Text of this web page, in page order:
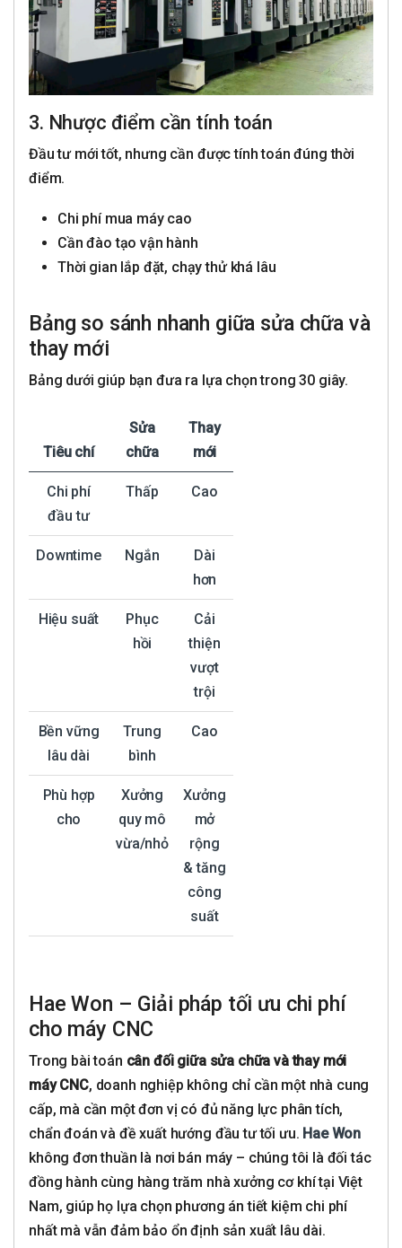
3. Nhược điểm cần tính toán
Đầu tư mới tốt, nhưng cần được tính toán đúng thời
điểm.
Chi phí mua máy cao
Cần đào tạo vận hành
Thời gian lắp đặt, chạy thử khá lâu
Bảng so sánh nhanh giữa sửa chữa và
thay mới
Bảng dưới giúp bạn đưa ra lựa chọn trong 30 giây.
Tiêu chí
Sửa
chữa
Thay
mới
Chi phí
đầu tư
Thấp Cao
Downtime Ngắn
Dài
hơn
Hiệu suất
Phục
hồi
Cải
thiện
vượt
trội
Bền vững
lâu dài
Trung
bình
Cao
Phù hợp
cho
Xưởng
quy mô
vừa/nhỏ
Xưởng
mở
rộng
& tăng
công
suất
Hae Won – Giải pháp tối ưu chi phí
cho máy CNC
Trong bài toán cân đối giữa sửa chữa và thay mới
máy CNC, doanh nghiệp không chỉ cần một nhà cung
cấp, mà cần một đơn vị có đủ năng lực phân tích,
chẩn đoán và đề xuất hướng đầu tư tối ưu. Hae Won
không đơn thuần là nơi bán máy – chúng tôi là đối tác
đồng hành cùng hàng trăm nhà xưởng cơ khí tại Việt
Nam, giúp họ lựa chọn phương án tiết kiệm chi phí
nhất mà vẫn đảm bảo ổn định sản xuất lâu dài.